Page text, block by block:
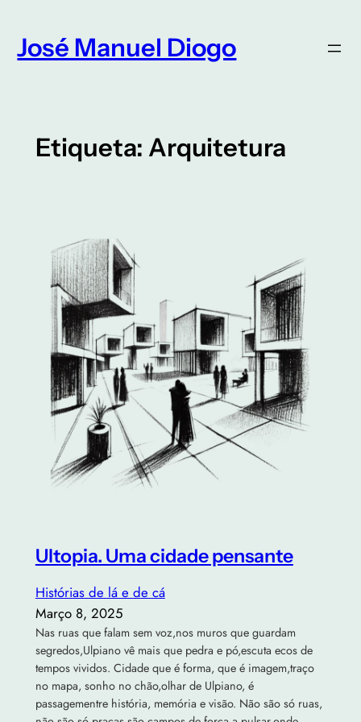
para
José Manuel Diogo
Etiqueta: Arquitetura
Ultopia. Uma cidade pensante
Histórias de lá e de cá
Março 8, 2025
Nas ruas que falam sem voz,nos muros que guardam
segredos,Ulpiano vê mais que pedra e pó,escuta ecos de
tempos vividos. Cidade que é forma, que é imagem,traço
no mapa, sonho no chão,olhar de Ulpiano, é
passagementre história, memória e visão. Não são só ruas,